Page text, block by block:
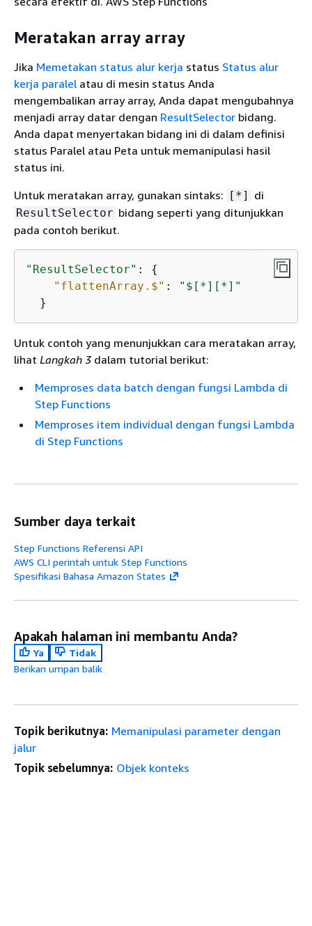
Meratakan array array
Jika Memetakan status alur kerja status Status alur
kerja paralel atau di mesin status Anda
mengembalikan array array, Anda dapat mengubahnya
menjadi array datar dengan ResultSelector bidang.
Anda dapat menyertakan bidang ini di dalam definisi
status Paralel atau Peta untuk memanipulasi hasil
status ini.
Untuk meratakan array, gunakan sintaks: [*] di
ResultSelector bidang seperti yang ditunjukkan
pada contoh berikut.
"ResultSelector" : {
"flattenArray.$" :
"$[*][*]"
  }
Untuk contoh yang menunjukkan cara meratakan array,
lihat Langkah 3 dalam tutorial berikut:
Memproses data batch dengan fungsi Lambda di
Step Functions
Memproses item individual dengan fungsi Lambda
di Step Functions
Sumber daya terkait
Step Functions Referensi API
AWS CLI perintah untuk Step Functions
Spesifikasi Bahasa Amazon States
Apakah halaman ini membantu Anda?
Ya
Tidak
Berikan umpan balik
Topik berikutnya: Memanipulasi parameter dengan
jalur
Topik sebelumnya: Objek konteks